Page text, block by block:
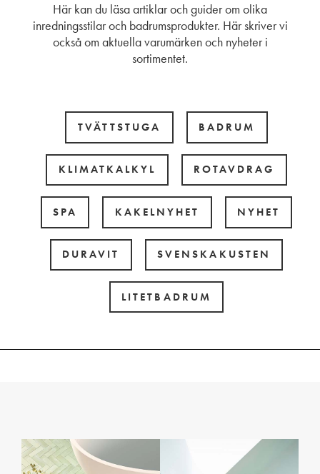
Här kan du läsa artiklar och guider om olika
inredningsstilar och badrumsprodukter. Här skriver vi
också om aktuella varumärken och nyheter i
sortimentet.
TVÄTTSTUGA BADRUM
KLIMATKALKYL ROTAVDRAG
SPA KAKELNYHET NYHET
DURAVIT SVENSKAKUSTEN
LITETBADRUM